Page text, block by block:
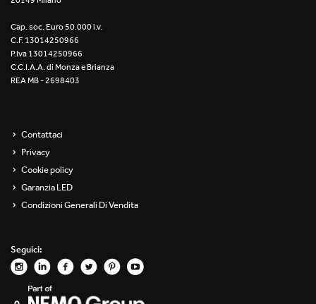
Re Low LED
Roll IOS
Unit 1X
Unit Channel
Unit Round
Yori Evo 48V
Yori Evo Box
Cap. soc. Euro 50.000 i.v.
C.F. 13014250966
P.Iva 13014250966
C.C.I.A.A. di Monza e Brianza
REA MB - 2698403
Contattaci
Privacy
Cookie policy
Garanzia LED
Condizioni Generali Di Vendita
Seguici: